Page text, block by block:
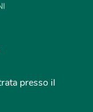
presso il